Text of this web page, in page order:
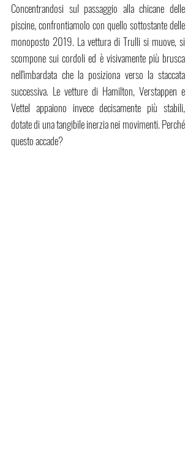
Concentrandosi sul passaggio alla chicane delle
piscine, confrontiamolo con quello sottostante delle
monoposto 2019. La vettura di Trulli si muove, si
scompone sui cordoli ed è visivamente più brusca
nell'imbardata che la posiziona verso la staccata
successiva. Le vetture di Hamilton, Verstappen e
Vettel appaiono invece decisamente più stabili,
dotate di una tangibile inerzia nei movimenti. Perché
questo accade?